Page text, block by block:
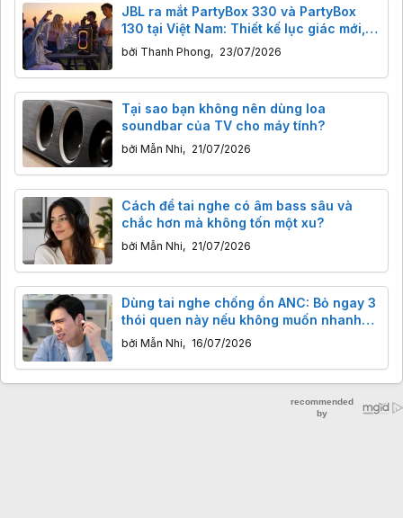
JBL ra mắt PartyBox 330 và PartyBox
130 tại Việt Nam: Thiết kế lục giác mới,
tích hợp công nghệ AI Sound Boost
bởi Thanh Phong, 23/07/2026
Tại sao bạn không nên dùng loa
soundbar của TV cho máy tính?
bởi Mẫn Nhi, 21/07/2026
Cách để tai nghe có âm bass sâu và
chắc hơn mà không tốn một xu?
bởi Mẫn Nhi, 21/07/2026
Dùng tai nghe chống ồn ANC: Bỏ ngay 3
thói quen này nếu không muốn nhanh
hỏng tai nghe và hại thính lực
bởi Mẫn Nhi, 16/07/2026